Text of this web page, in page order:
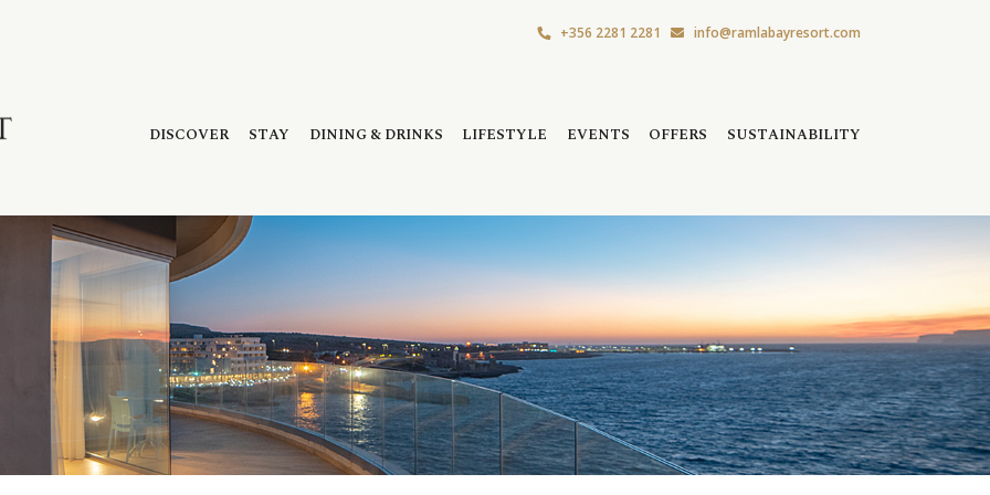
+356 2281 2281 info@ramlabayresort.com
DISCOVER STAY DINING & DRINKS LIFESTYLE EVENTS OFFERS SUSTAINABILITY